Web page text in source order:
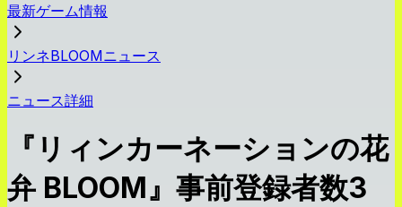
最新ゲーム情報
リンネBLOOMニュース
ニュース詳細
『リィンカーネーションの花
弁 BLOOM』事前登録者数3